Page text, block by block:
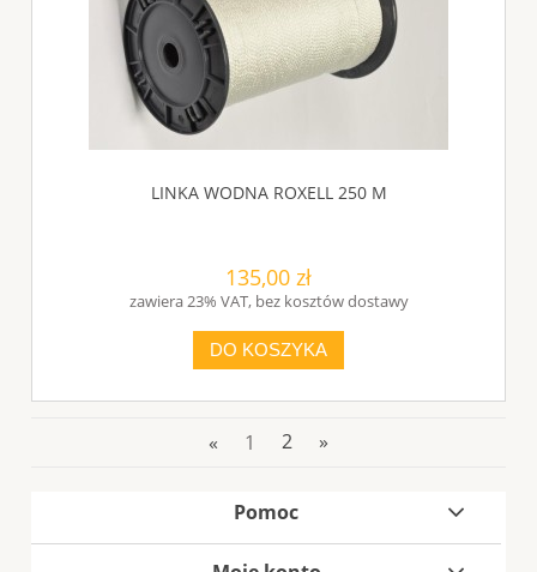
LINKA WODNA ROXELL 250 M
135,00 zł
zawiera 23% VAT, bez kosztów dostawy
DO KOSZYKA
« 1 2 »
Pomoc